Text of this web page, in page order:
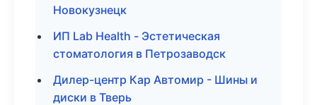
Новокузнецк
ИП Lab Health - Эстетическая
стоматология в Петрозаводск
Дилер-центр Кар Автомир - Шины и
диски в Тверь